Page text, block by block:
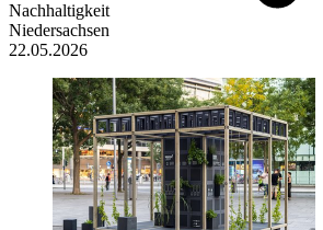
Nachhaltigkeit
Niedersachsen
22.05.2026